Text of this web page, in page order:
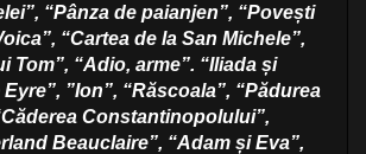
“Pânza de paianjen”, “Povești
“Cartea de la San Michele”,
Tom”, “Adio, arme”. “Iliada și
”Ion”, “Răscoala”, “Pădurea
Constantinopolului”,
Beauclaire”, “Adam și Eva”,